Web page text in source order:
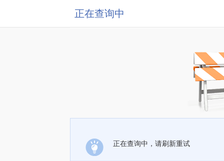
正在查询中
正在查询中，请刷新重试